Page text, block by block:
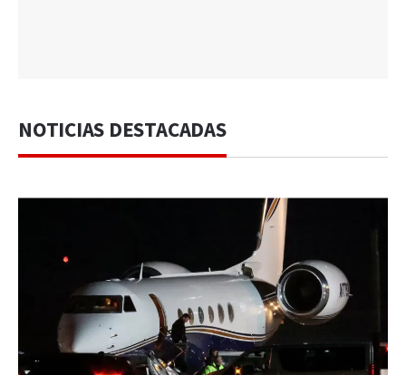
NOTICIAS DESTACADAS